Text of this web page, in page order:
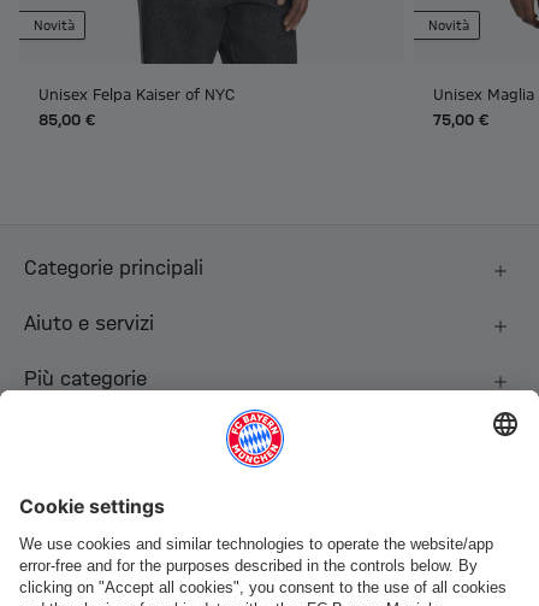
Novità
Unisex Felpa Kaiser of NYC
85,00 €
Novità
Unisex
75,00 €
Categorie principali
Aiuto e servizi
Più categorie